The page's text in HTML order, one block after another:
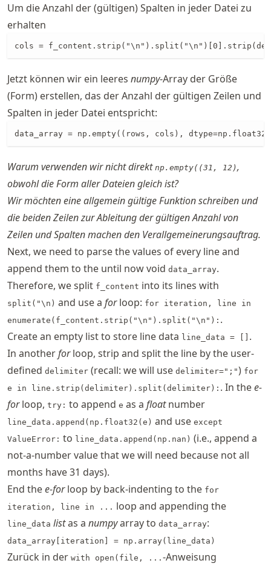
Um die Anzahl der (gültigen) Spalten in jeder Datei zu
erhalten
cols =
Jetzt können wir ein leeres numpy-Array der Größe
(Form) erstellen, das der Anzahl der gültigen Zeilen und
Spalten in jeder Datei entspricht:
data_array = np.empty((rows, cols), dtype=np.float32)
Warum verwenden wir nicht direkt np.empty((31, 12),
obwohl die Form aller Dateien gleich ist?
Wir möchten eine allgemein gültige Funktion schreiben und
die beiden Zeilen zur Ableitung der gültigen Anzahl von
Zeilen und Spalten machen den Verallgemeinerungsauftrag.
Next, we need to parse the values of every line and
append them to the until now void data_array.
Therefore, we split f_content into its lines with
split("\n) and use a forloop: for iteration, line in
enumerate(f_content.strip("\n").split("\n"): .
Create an empty list to store line data line_data = [] .
In anotherforloop, strip and split the line by the user-
defined delimiter (recall: we will use delimiter=";") for
e in line.strip(delimiter).split(delimiter): . In thee-
forloop, try: to append e as a floatnumber
line_data.append(np.float32(e) and use except
ValueError: to line_data.append(np.nan) (i.e., append a
not-a-number value that we will need because not all
months have 31 days).
End thee-forloop by back-indenting to the for
iteration, line in ... loop and appending the
line_data listas a numpyarray to data_array:
data_array[iteration] = np.array(line_data)
Zurück in der with open(file, ... -Anweisung